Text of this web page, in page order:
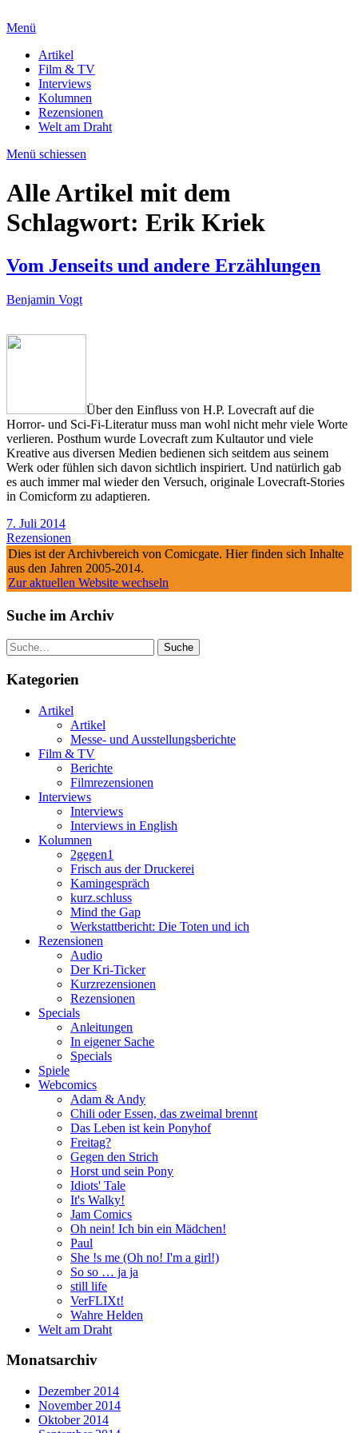
Menü
Artikel
Film & TV
Interviews
Kolumnen
Rezensionen
Welt am Draht
Menü schiessen
Alle Artikel mit dem
Schlagwort: Erik Kriek
Vom Jenseits und andere Erzählungen
Benjamin Vogt
Über den Einfluss von H.P. Lovecraft auf die
Horror- und Sci-Fi-Literatur muss man wohl nicht mehr viele Worte
verlieren. Posthum wurde Lovecraft zum Kultautor und viele
Kreative aus diversen Medien bedienen sich seitdem aus seinem
Werk oder fühlen sich davon sichtlich inspiriert. Und natürlich gab
es auch immer mal wieder den Versuch, originale Lovecraft-Stories
in Comicform zu adaptieren.
7. Juli 2014
Rezensionen
Dies ist der Archivbereich von Comicgate. Hier finden sich Inhalte
aus den Jahren 2005-2014.
Zur aktuellen Website wechseln
Suche im Archiv
Suche
Kategorien
Artikel
Artikel
Messe- und Ausstellungsberichte
Film & TV
Berichte
Filmrezensionen
Interviews
Interviews
Interviews in English
Kolumnen
2gegen1
Frisch aus der Druckerei
Kamingespräch
kurz.schluss
Mind the Gap
Werkstattbericht: Die Toten und ich
Rezensionen
Audio
Der Kri-Ticker
Kurzrezensionen
Rezensionen
Specials
Anleitungen
In eigener Sache
Specials
Spiele
Webcomics
Adam & Andy
Chili oder Essen, das zweimal brennt
Das Leben ist kein Ponyhof
Freitag?
Gegen den Strich
Horst und sein Pony
Idiots' Tale
It's Walky!
Jam Comics
Oh nein! Ich bin ein Mädchen!
Paul
She !s me (Oh no! I'm a girl!)
So so … ja ja
still life
VerFLIXt!
Wahre Helden
Welt am Draht
Monatsarchiv
Dezember 2014
November 2014
Oktober 2014